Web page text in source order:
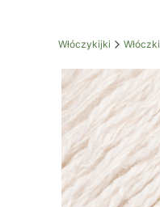
Włóczykijki Włóczki